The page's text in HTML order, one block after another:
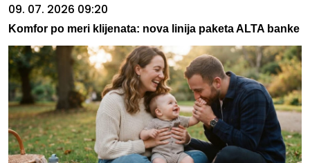
09. 07. 2026 09:20
Komfor po meri klijenata: nova linija paketa ALTA banke